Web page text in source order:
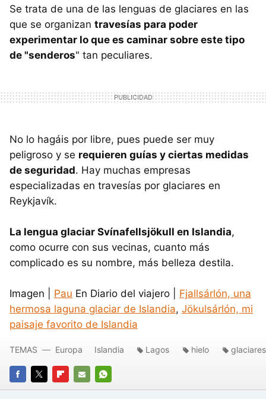
Se trata de una de las lenguas de glaciares en las
que se organizan travesías para poder
experimentar lo que es caminar sobre este tipo
de "senderos" tan peculiares.
No lo hagáis por libre, pues puede ser muy
peligroso y se requieren guías y ciertas medidas
de seguridad. Hay muchas empresas
especializadas en travesías por glaciares en
Reykjavík.
La lengua glaciar Svínafellsjökull en Islandia,
como ocurre con sus vecinas, cuanto más
complicado es su nombre, más belleza destila.
Imagen | Pau En Diario del viajero | Fjallsárlón, una
hermosa laguna glaciar de Islandia, Jökulsárlón, mi
paisaje favorito de Islandia
FACEBOOK
TWITTERFLIPBOARD
E-
WHATSAPP
TEMAS Europa Islandia Lagos hielo glaciares